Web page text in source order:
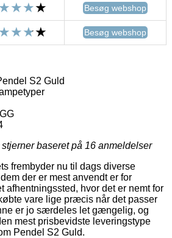
Besøg webshop
Besøg webshop
S2 Guld
baseret på 16 anmeldelser
frembyder nu til dags diverse
der er mest anvendt er for
afhentningssted, hvor det er nemt for
vare lige præcis når det passer
er jo særdeles let gængelig, og
mest prisbevidste leveringstype
Pendel S2 Guld.